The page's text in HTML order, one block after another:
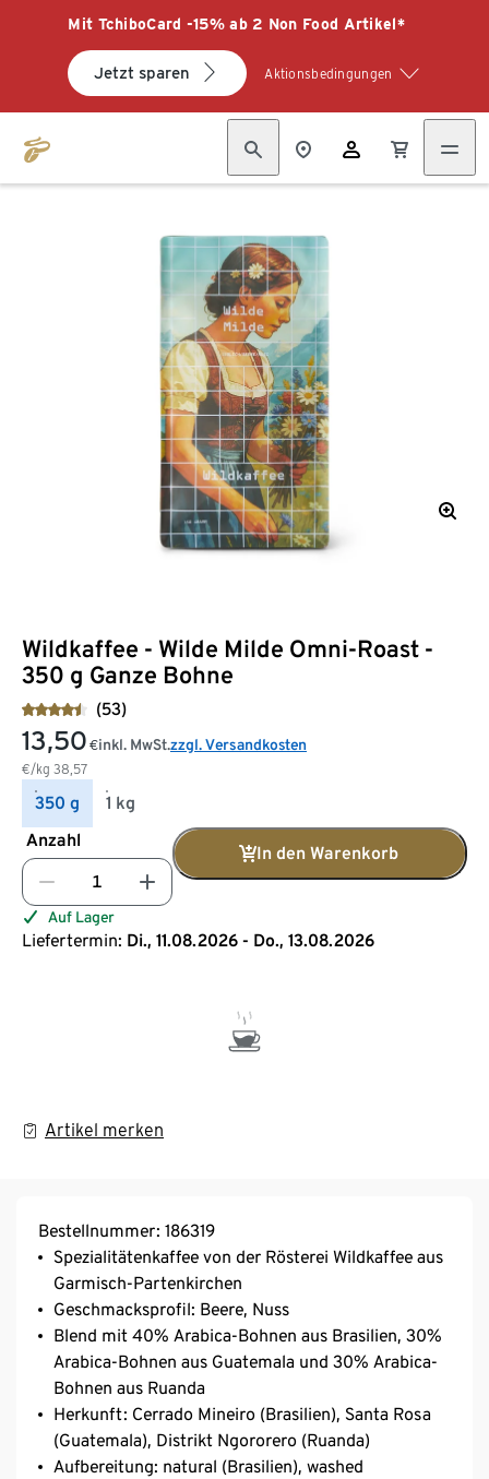
Mit TchiboCard -15% ab 2 Non Food Artikel*
Jetzt sparen Aktionsbedingungen
Wildkaffee - Wilde Milde Omni-Roast -
350 g Ganze Bohne
(53)
13,50 €
€/kg 38,57
inkl. MwSt.zzgl. Versandkosten
350 g
1 kg
Anzahl
In den Warenkorb
Auf Lager
Liefertermin: Di., 11.08.2026 - Do., 13.08.2026
Artikel merken
Bestellnummer: 186319
Spezialitätenkaffee von der Rösterei Wildkaffee aus
Garmisch-Partenkirchen
Geschmacksprofil: Beere, Nuss
Blend mit 40% Arabica-Bohnen aus Brasilien, 30%
Arabica-Bohnen aus Guatemala und 30% Arabica-
Bohnen aus Ruanda
Herkunft: Cerrado Mineiro (Brasilien), Santa Rosa
(Guatemala), Distrikt Ngororero (Ruanda)
Aufbereitung: natural (Brasilien), washed